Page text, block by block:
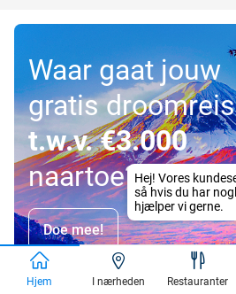
Waar gaat jouw
gratis droomreis
t.w.v. €3.000
naartoe?
Doe mee!
Hjem I nærheden Restauranter